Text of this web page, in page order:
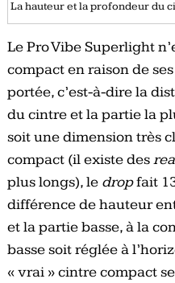
La hauteur et la profondeur du
Le Pro Vibe Superlight
compact en raison de
portée, c’est-à-dire la
du cintre et la partie la
soit une dimension très
compact (il existe des
plus longs), le dropfait
différence de hauteur
et la partie basse, à la
basse soit réglée à
« vrai » cintre compact